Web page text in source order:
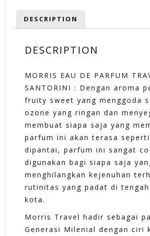
DESCRIPTION
DESCRIPTION
MORRIS EAU DE PARFUM
SANTORINI : Dengan aroma
fruity sweet yang menggoda
ozone yang ringan dan
membuat siapa saja yang
parfum ini akan terasa
dipantai, parfum ini sangat
digunakan bagi siapa saja
menghilangkan kejenuhan
rutinitas yang padat di
kota.
Morris Travel hadir sebagai
Generasi Milenial dengan ciri